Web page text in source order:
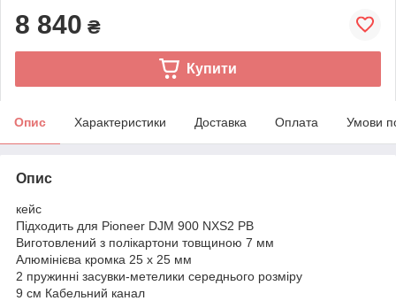
8 840 ₴
Купити
Опис Характеристики Доставка Оплата Умови
Опис
кейс
Підходить для Pioneer DJM 900 NXS2 PB
Виготовлений з полікартони товщиною 7 мм
Алюмінієва кромка 25 x 25 мм
2 пружинні засувки-метелики середнього розміру
9 см Кабельний канал